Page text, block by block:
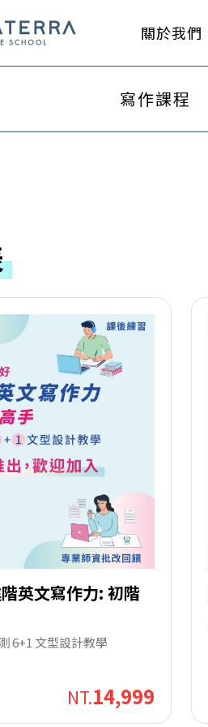
關於我們
寫作課程
英文寫作力: 初階
6+1 文型設計教學
NT.14,999